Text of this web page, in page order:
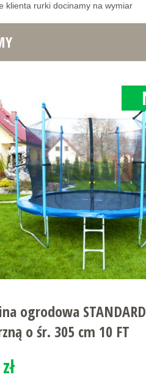
klienta rurki docinamy na wymiar
ogrodowa
o śr. 305 cm 10 FT